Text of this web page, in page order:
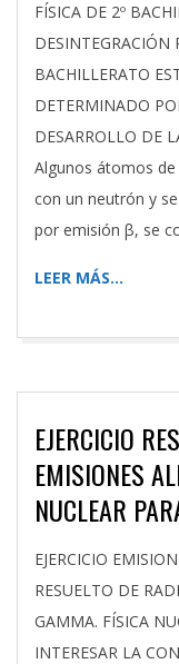
FÍSICA DE 2º
DESINTEGRACIÓN
BACHILLERATO
DETERMINADO
DESARROLLO DE
Algunos átomos
con un neutrón y
por emisión β, se
LEER MÁS…
EJERCICIO
EMISIONES
NUCLEAR
2026-
03-
15
EJERCICIO
RESUELTO DE
GAMMA. FÍSICA
INTERESAR LA